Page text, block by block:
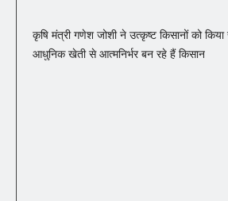
कृषि मंत्री गणेश जोशी ने उत्कृष्ट किसानों को
आधुनिक खेती से आत्मनिर्भर बन रहे हैं किसान